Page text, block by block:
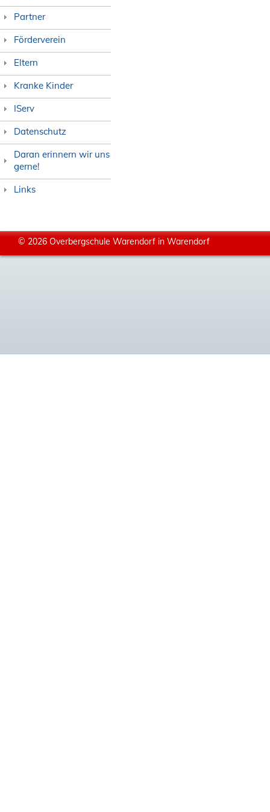
Partner
Förderverein
Eltern
Kranke Kinder
IServ
Datenschutz
Daran erinnern wir uns
gerne!
Links
© 2026 Overbergschule Warendorf in Warendorf